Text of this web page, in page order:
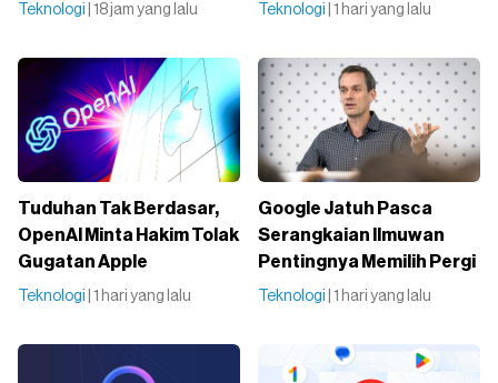
Teknologi | 18 jam yang lalu Teknologi | 1 hari yang lalu
Tuduhan Tak Berdasar,
OpenAI Minta Hakim Tolak
Gugatan Apple
Teknologi | 1 hari yang lalu
Google Jatuh Pasca
Serangkaian Ilmuwan
Pentingnya Memilih Pergi
Teknologi | 1 hari yang lalu